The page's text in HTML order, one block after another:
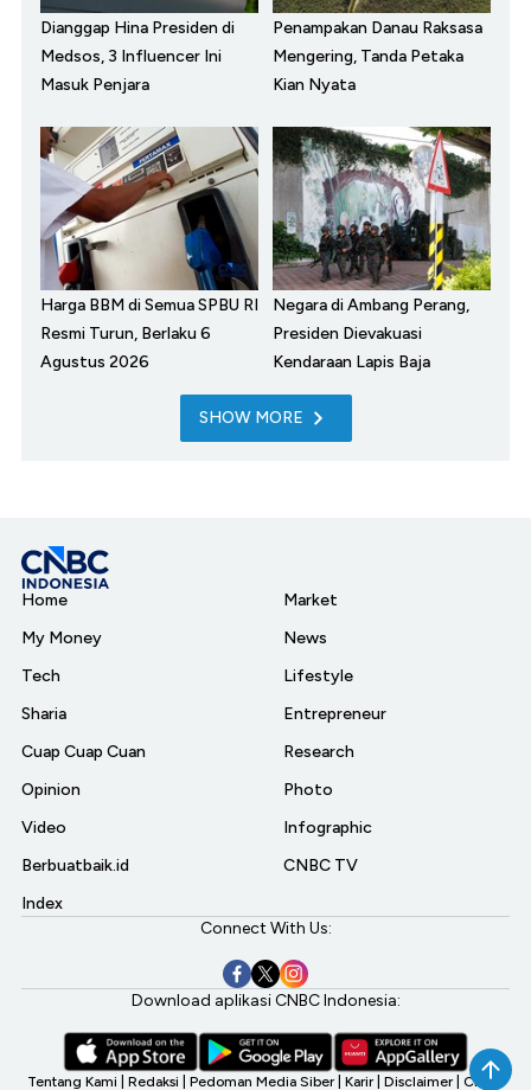
Dianggap Hina Presiden di
Medsos, 3 Influencer Ini
Masuk Penjara
Penampakan Danau Raksasa
Mengering, Tanda Petaka
Kian Nyata
Harga BBM di Semua SPBU RI
Resmi Turun, Berlaku 6
Agustus 2026
Negara di Ambang Perang,
Presiden Dievakuasi
Kendaraan Lapis Baja
SHOW MORE
Home
My Money
Tech
Sharia
Cuap Cuap Cuan
Opinion
Video
Berbuatbaik.id
Index
Market
News
Lifestyle
Entrepreneur
Research
Photo
Infographic
CNBC TV
Connect With Us:
Download aplikasi CNBC Indonesia:
Tentang Kami Redaksi Pedoman Media Siber Karir Disclaimer CNBC